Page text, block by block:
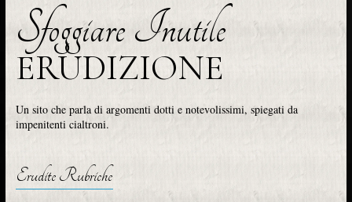
Sfoggiare Inutile
ERUDIZIONE
Un sito che parla di argomenti dotti e notevolissimi, spiegati da
impenitenti cialtroni.
Erudite Rubriche